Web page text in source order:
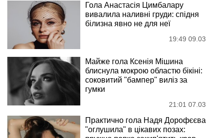
Гола Анастасія Цимбалару
вивалила наливні груди: спідня
білизна явно не для неї
19:49 09.03
Майже гола Ксенія Мішина
блиснула мокрою областю бікіні:
соковитий "бампер" виліз за
гумки
21:01 07.03
Практично гола Надя Дорофєєва
"оглушила" в цікавих позах: